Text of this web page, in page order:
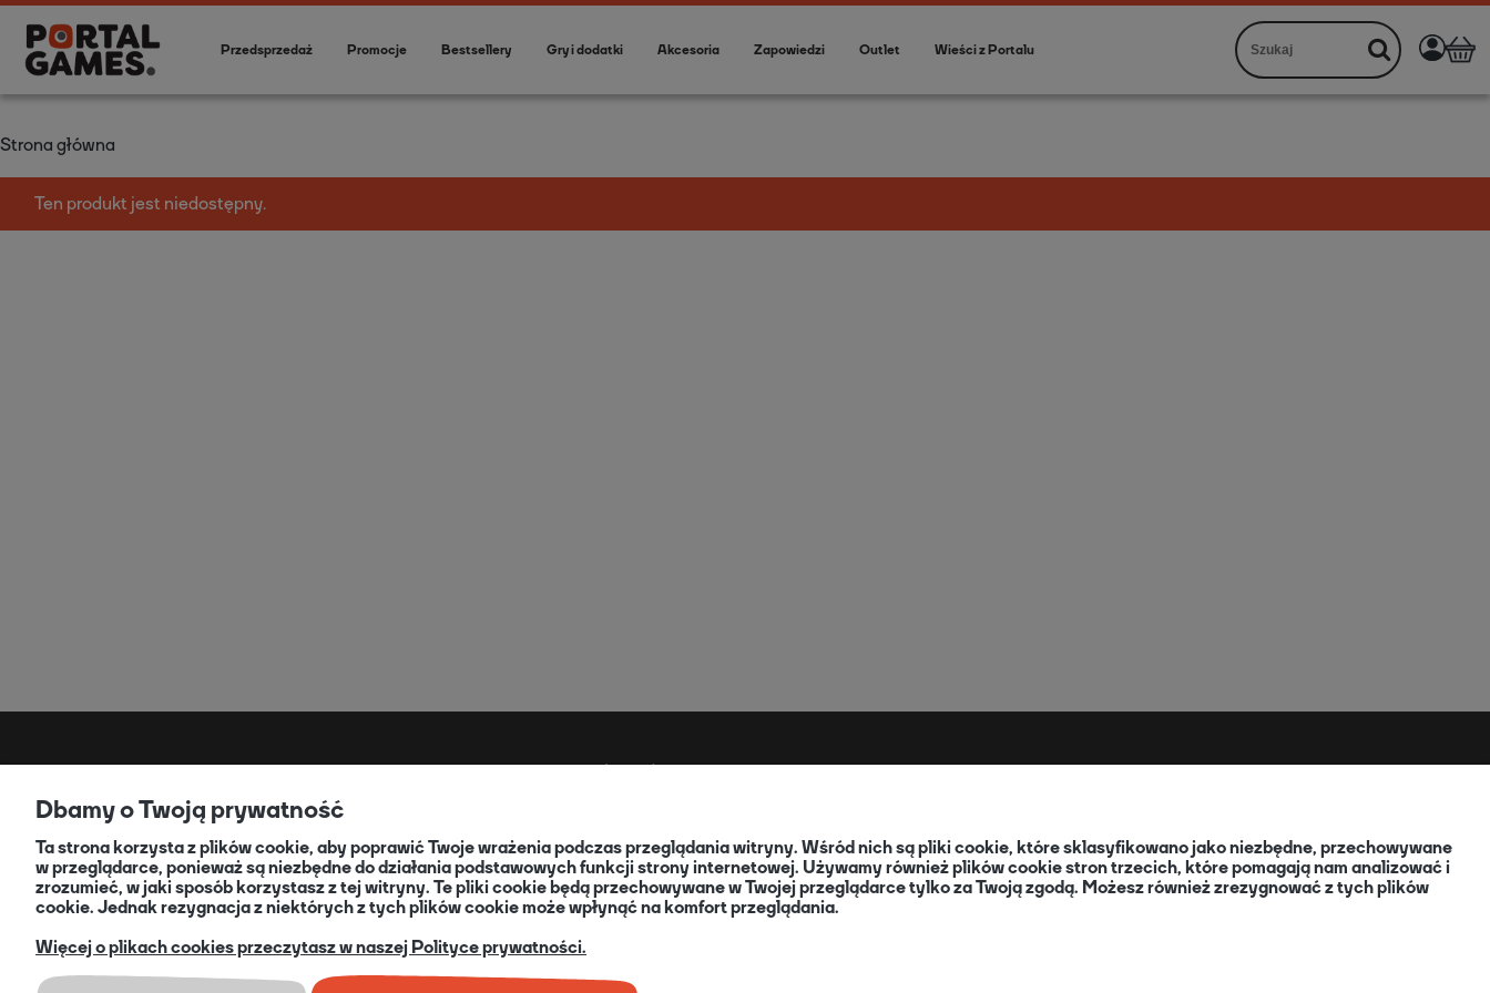
Przedsprzedaż Promocje Bestsellery Gry i dodatki Akcesoria Zapowiedzi Outlet Wieści z Portalu
Strona główna
Ten produkt jest niedostępny.
Akcja Druk - Informacje
Regulamin - Kody rabatowe
Regulamin konta
Polityka prywatności
Regulamin sklepu
Ustawienia plików cookies
Formy dostawy
Zwroty i reklamacje
Jak działają kody rabatowe?
Akcja Dodruk - O programie
Kontakt
O nas
Informacja dla Klubów
Blog
Dbamy o Twoją prywatność
Ta strona korzysta z plików cookie, aby poprawić Twoje wrażenia podczas przeglądania witryny. Wśród nich są pliki cookie, które sklasyfikowano jako niezbędne, przechowywane
w przeglądarce, ponieważ są niezbędne do działania podstawowych funkcji strony internetowej. Używamy również plików cookie stron trzecich, które pomagają nam analizować i
zrozumieć, w jaki sposób korzystasz z tej witryny. Te pliki cookie będą przechowywane w Twojej przeglądarce tylko za Twoją zgodą. Możesz również zrezygnować z tych plików
cookie. Jednak rezygnacja z niektórych z tych plików cookie może wpłynąć na komfort przeglądania.
Więcej o plikach cookies przeczytasz w naszej Polityce prywatności.